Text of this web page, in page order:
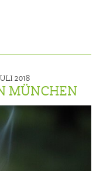
2018
MÜNCHEN